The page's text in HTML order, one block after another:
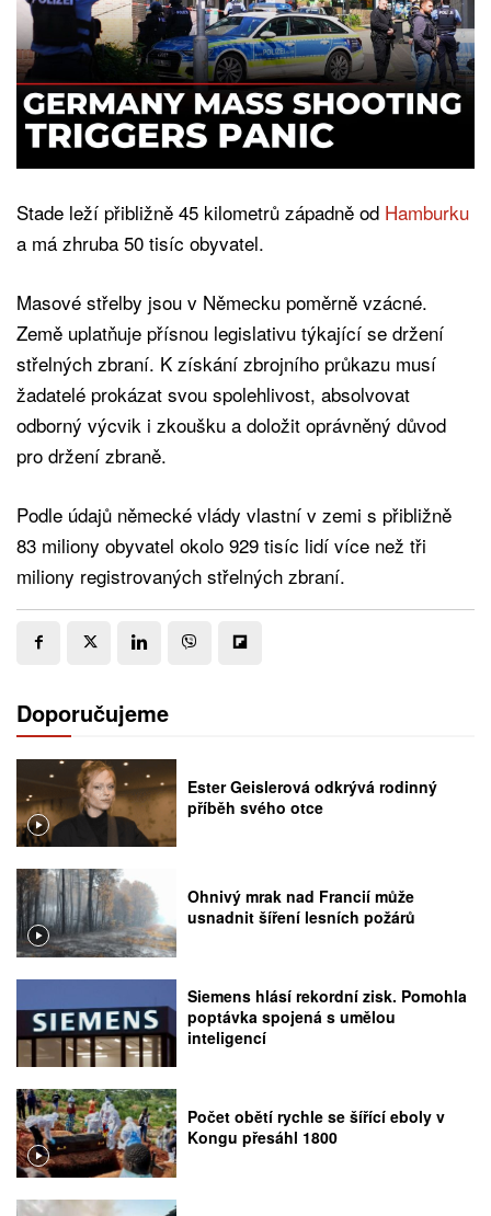
Stade leží přibližně 45 kilometrů západně od Hamburku
a má zhruba 50 tisíc obyvatel.
Masové střelby jsou v Německu poměrně vzácné.
Země uplatňuje přísnou legislativu týkající se držení
střelných zbraní. K získání zbrojního průkazu musí
žadatelé prokázat svou spolehlivost, absolvovat
odborný výcvik i zkoušku a doložit oprávněný důvod
pro držení zbraně.
Podle údajů německé vlády vlastní v zemi s přibližně
83 miliony obyvatel okolo 929 tisíc lidí více než tři
miliony registrovaných střelných zbraní.
Doporučujeme
Ester Geislerová odkrývá rodinný
příběh svého otce
Ohnivý mrak nad Francií může
usnadnit šíření lesních požárů
Siemens hlásí rekordní zisk. Pomohla
poptávka spojená s umělou
inteligencí
Počet obětí rychle se šířící eboly v
Kongu přesáhl 1800